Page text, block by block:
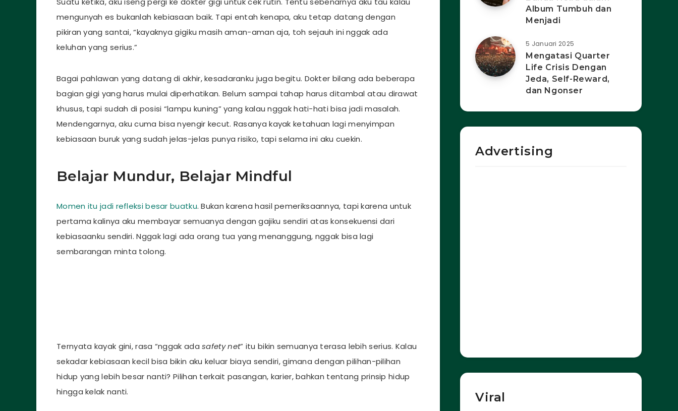
mengunyah es bukanlah kebiasaan baik. Tapi entah kenapa, aku tetap datang dengan
pikiran yang santai, “kayaknya gigiku masih aman-aman aja, toh sejauh ini nggak ada
keluhan yang serius.”
Bagai pahlawan yang datang di akhir, kesadaranku juga begitu. Dokter bilang ada beberapa
bagian gigi yang harus mulai diperhatikan. Belum sampai tahap harus ditambal atau dirawat
khusus, tapi sudah di posisi “lampu kuning” yang kalau nggak hati-hati bisa jadi masalah.
Mendengarnya, aku cuma bisa nyengir kecut. Rasanya kayak ketahuan lagi menyimpan
kebiasaan buruk yang sudah jelas-jelas punya risiko, tapi selama ini aku cuekin.
Belajar Mundur, Belajar Mindful
Momen itu jadi refleksi besar buatku. Bukan karena hasil pemeriksaannya, tapi karena untuk
pertama kalinya aku membayar semuanya dengan gajiku sendiri atas konsekuensi dari
kebiasaanku sendiri. Nggak lagi ada orang tua yang menanggung, nggak bisa lagi
sembarangan minta tolong.
Ternyata kayak gini, rasa “nggak adasafety net” itu bikin semuanya terasa lebih serius. Kalau
sekadar kebiasaan kecil bisa bikin aku keluar biaya sendiri, gimana dengan pilihan-pilihan
hidup yang lebih besar nanti? Pilihan terkait pasangan, karier, bahkan tentang prinsip hidup
hingga kelak nanti.
Album Tumbuh dan
Menjadi
5 Januari 2025
Mengatasi Quarter
Life Crisis Dengan
Jeda, Self-Reward,
dan Ngonser
Advertising
Viral